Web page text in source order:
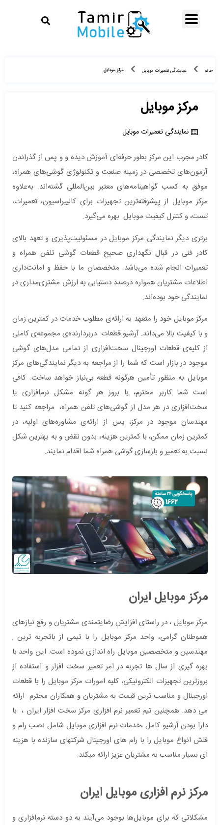
خانه نمایندگی تعمیرات موبایل مرکز موبایل
مرکز موبایل
نمایندگی تعمیرات موبایل
کادر مجرب این مرکز بطور حرفه‌ای آموزش دیده‌ و و پس از گذراندن
آزمون‌های تخصصی در زمینه صنعت و تکنولوژی گوشی‌های همراه،
موفق به کسب گواهینامه‌های معتبر بین‌المللی گشته‌اند. به‌علاوه
مرکز موبایل از پیشرفته‌ترین تجهیزات برای کالیبراسیون، تعمیرات،
تست، و کنترل کیفیت موبایل بهره می‌گیرد.
برتری دیگر نمایندگی مرکز موبایل در مسئولیت‌پذیری و تعهد بالای
کادر فنی در قبال نگهداری صحیح قطعات گوشی تلفن همراه و
تعمیرات انجام شده می‌باشد. متخصصان ما با حفظ و امانت‌داری
اطلاعات مشتریان همواره درصدد دستیابی به ارزش مشتری‌مداری در
نمایندگی خود بوده‌اند.
مرکز موبایل خود را متعهد به ارائه‌ی مطلوب خدمات در کمترین زمان
و با کیفیت بالا می‌داند. آرشیو قطعات دربردارنده‌ی مجموعه‌ی کاملی
از کلیه‌ی قطعات اورجینال سخت‌افزاری از تمامی مدل‌های گوشی
موجود در بازار است که شما را از مراجعه به دیگر نمایندگی‌های مرکز
موبایل به منظور تأمین هرگونه قطعه بی‌نیاز خواهد ساخت. کافی
است شما کاربر محترم، با بروز هر گونه مشکل نرم‌افزاری یا
سخت‌افزاری در هر مدل از گوشی‌های تلفن همراه، مراجعه کنید تا
مهندسان موجود در مرکز، پس از ارائه‌ی مشاوره‌های اولیه، در
کمترین زمان ممکن، با کمترین هزینه، بدون نقض و به بهترین شکل
نسبت به تعمیر و بازسازی گوشی همراه شما اقدام نمایند.
مرکز موبایل ایران
مرکز موبایل ، در راستای افزایش رضایتمندی مشتریان و رفع نیازهای
هموطنان گرامی، واحد مرکز موبایل را با تیمی از باتجربه ترین ,
مهندسین و متخصصین موبایل راه اندازی نموده است. این واحد با
بهره گیری از سال ها تجربه در امر تعمیر سخت افزار و استفاده از
بروزترین تجهیزات الکترونیکی، کلیه امورات مرکز موبایل را با قطعات
اورجینال و مناسب ترین قیمت به مشتریان و همکاران محترم ارائه
می دهد. همچنین تیم تعمیر نرم افزاری مرکز سخت افزار ایران ، با
دارا بودن آرشیو کامل ،خدمات نرم افزاری موبایل شامل نصب رام و
فلش انواع موبایل را با رام های اورجینال شرکتهای سازنده با هزینه
ای بسیار مناسب به مشتریان عزیز ارائه میکند.
مرکز نرم افزاری موبایل ایران
مشکلاتی که برای موبایل‌ها بوجود می‌آیند به دو دسته نرم‌افزاری و